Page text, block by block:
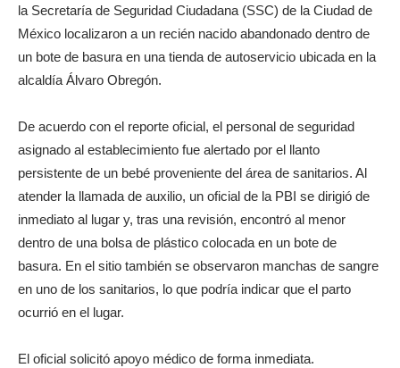
la Secretaría de Seguridad Ciudadana (SSC) de la Ciudad de
México localizaron a un recién nacido abandonado dentro de
un bote de basura en una tienda de autoservicio ubicada en la
alcaldía Álvaro Obregón.
De acuerdo con el reporte oficial, el personal de seguridad
asignado al establecimiento fue alertado por el llanto
persistente de un bebé proveniente del área de sanitarios. Al
atender la llamada de auxilio, un oficial de la PBI se dirigió de
inmediato al lugar y, tras una revisión, encontró al menor
dentro de una bolsa de plástico colocada en un bote de
basura. En el sitio también se observaron manchas de sangre
en uno de los sanitarios, lo que podría indicar que el parto
ocurrió en el lugar.
El oficial solicitó apoyo médico de forma inmediata.